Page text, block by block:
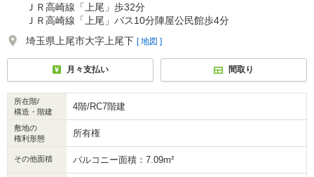
ＪＲ高崎線「上尾」歩32分
ＪＲ高崎線「上尾」バス10分陣屋公民館歩4分
埼玉県上尾市大字上尾下 [ 地図 ]
月々支払い 間取り
所在階/
構造・階建
4階/RC7階建
敷地の
権利形態
所有権
その他面積 バルコニー面積：7.09m²